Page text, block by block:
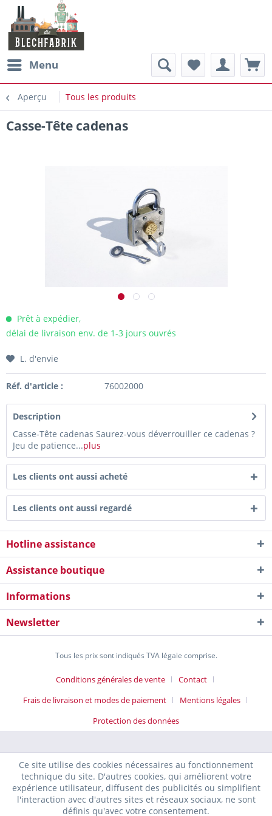
Menu
Aperçu Tous les produits
Casse-Tête cadenas
Prêt à expédier,
délai de livraison env. de 1-3 jours ouvrés
L. d'envie
Réf. d'article : 76002000
Description
Casse-Tête cadenas Saurez-vous déverrouiller ce cadenas ?
Jeu de patience...plus
Les clients ont aussi acheté
Les clients ont aussi regardé
Hotline assistance
Assistance boutique
Informations
Newsletter
Tous les prix sont indiqués TVA légale comprise.
Conditions générales de vente
Contact
Frais de livraison et modes de paiement
Mentions légales
Protection des données
Ce site utilise des cookies nécessaires au fonctionnement
technique du site. D'autres cookies, qui améliorent votre
expérience utilisateur, diffusent des publicités ou simplifient
l'interaction avec d'autres sites et réseaux sociaux, ne sont
définis qu'avec votre consentement.